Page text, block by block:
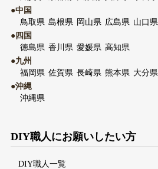
●中国
鳥取県 島根県 岡山県 広島県 山口県
●四国
徳島県 香川県 愛媛県 高知県
●九州
福岡県 佐賀県 長崎県 熊本県 大分県
●沖縄
沖縄県
DIY職人にお願いしたい方
DIY職人一覧